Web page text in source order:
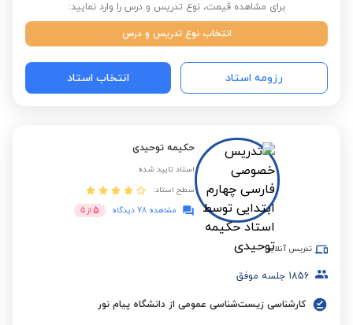
برای مشاهده قیمت، نوع تدریس و درس را وارد نمایید:
انتخاب نوع تدریس و درس
رزومه استاد انتخاب استاد
حکیمه توحیدی
استاد تایید شده
سطح استاد:
مشاهده 78 دیدگاه
5 از 5
تدریس آنلاین
1856 جلسه موفق
کارشناسی زیست‌شناسی عمومی از دانشگاه پیام نور